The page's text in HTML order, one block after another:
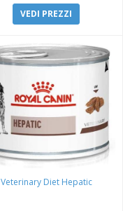
VEDI PREZZI
Veterinary Diet Hepatic